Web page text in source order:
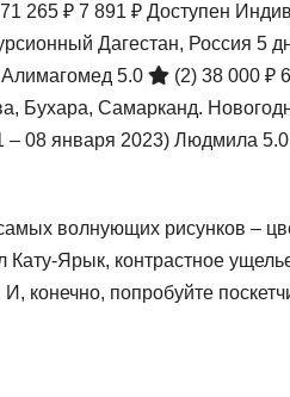
71 265 ₽ 7 891 ₽ Доступен
Дагестан, Россия 5
Алимагомед 5.0 (2) 38 000 ₽
Бухара, Самарканд.
– 08 января 2023) Людмила 5.0
волнующих рисунков –
Кату-Ярык, контрастное
И, конечно, попробуйте